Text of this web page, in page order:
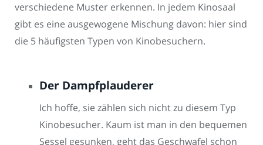
verschiedene Muster erkennen. In jedem Kinosaal
gibt es eine ausgewogene Mischung davon: hier sind
die 5 häufigsten Typen von Kinobesuchern.
Der Dampfplauderer
Ich hoffe, sie zählen sich nicht zu diesem Typ
Kinobesucher. Kaum ist man in den bequemen
Sessel gesunken, geht das Geschwafel schon